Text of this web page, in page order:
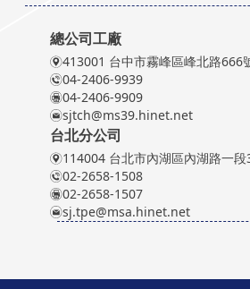
總公司工廠
413001 台中市霧峰區峰北路666
04-2406-9939
04-2406-9909
sjtch@ms39.hinet.net
台北分公司
114004 台北市內湖區內湖路一
02-2658-1508
02-2658-1507
sj.tpe@msa.hinet.net